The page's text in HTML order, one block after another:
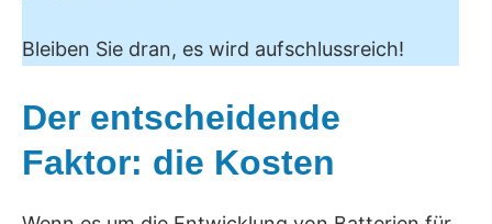
Bleiben Sie dran, es wird aufschlussreich!
Der entscheidende
Faktor: die Kosten